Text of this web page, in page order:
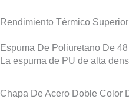
Rendimiento Térmico Superior
Espuma De Poliuretano De 48
La espuma de PU de alta
Chapa De Acero Doble Color